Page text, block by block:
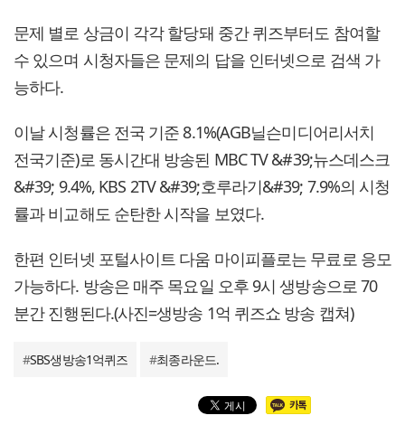
문제 별로 상금이 각각 할당돼 중간 퀴즈부터도 참여할
수 있으며 시청자들은 문제의 답을 인터넷으로 검색 가
능하다.
이날 시청률은 전국 기준 8.1%(AGB닐슨미디어리서치
전국기준)로 동시간대 방송된 MBC TV &#39;뉴스데스크
&#39; 9.4%, KBS 2TV &#39;호루라기&#39; 7.9%의 시청
률과 비교해도 순탄한 시작을 보였다.
한편 인터넷 포털사이트 다움 마이피플로는 무료로 응모
가능하다. 방송은 매주 목요일 오후 9시 생방송으로 70
분간 진행된다.(사진=생방송 1억 퀴즈쇼 방송 캡쳐)
#SBS생방송1억퀴즈 #최종라운드.